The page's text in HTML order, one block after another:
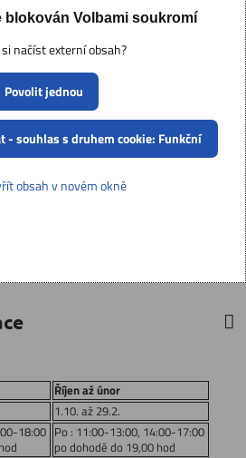
blokován Volbami soukromí
načíst externí obsah?
Povolit jednou
- souhlas s druhem cookie: Funkční
obsah v novém okně
Říjen až únor
1.10. až 29.2.
18:00 Po : 11:00-13:00, 14:00-17:00
po dohodě do 19,00 hod